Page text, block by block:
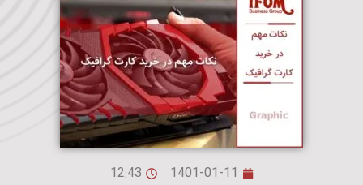
1401-01-11
12:43